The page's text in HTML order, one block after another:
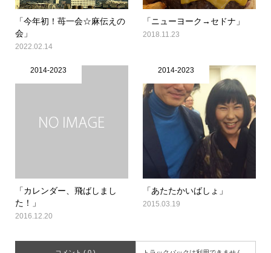
「今年初！苺一会☆麻伝えの
会」
2022.02.14
「ニューヨーク→セドナ」
2018.11.23
2014-2023
「カレンダー、飛ばしまし
た！」
2016.12.20
2014-2023
「あたたかいばしょ」
2015.03.19